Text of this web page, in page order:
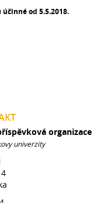
od 5.5.2018.
organizace
univerzity